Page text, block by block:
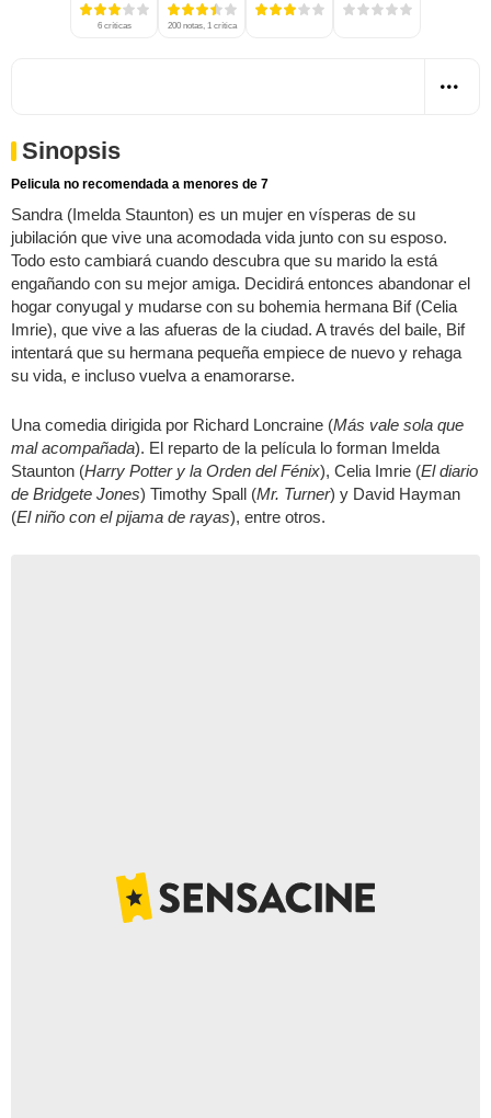
6 críticas 200 notas, 1 crítica
Sinopsis
Pelicula no recomendada a menores de 7
Sandra (Imelda Staunton) es un mujer en vísperas de su
jubilación que vive una acomodada vida junto con su esposo.
Todo esto cambiará cuando descubra que su marido la está
engañando con su mejor amiga. Decidirá entonces abandonar el
hogar conyugal y mudarse con su bohemia hermana Bif (Celia
Imrie), que vive a las afueras de la ciudad. A través del baile, Bif
intentará que su hermana pequeña empiece de nuevo y rehaga
su vida, e incluso vuelva a enamorarse.
Una comedia dirigida por Richard Loncraine (Más vale sola que
mal acompañada). El reparto de la película lo forman Imelda
Staunton (Harry Potter y la Orden del Fénix), Celia Imrie (El diario
de Bridgete Jones) Timothy Spall (Mr. Turner) y David Hayman
(El niño con el pijama de rayas), entre otros.